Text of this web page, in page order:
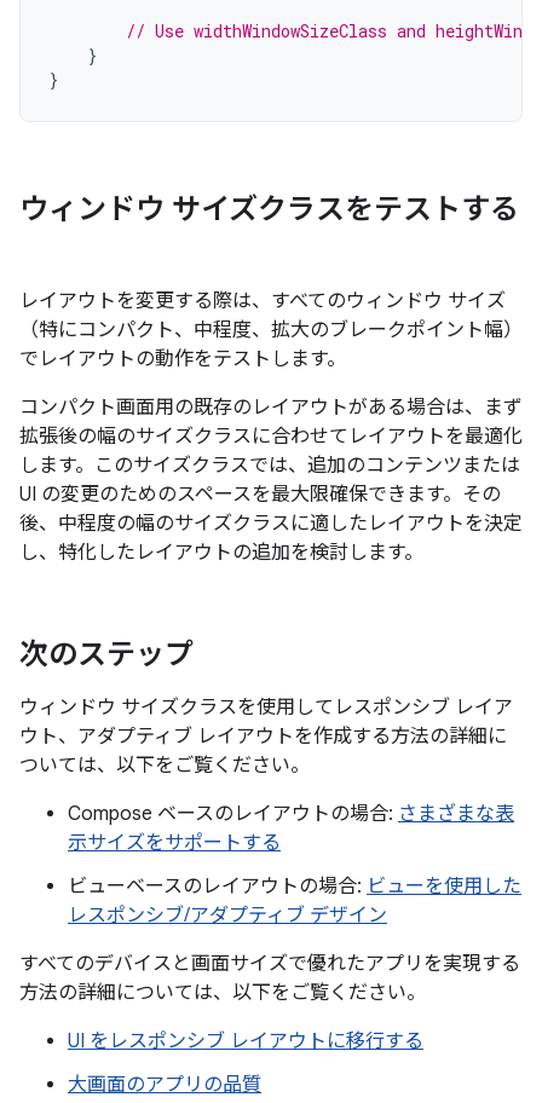
// Use widthWindowSizeClass and
}
}
ウィンドウ サイズクラスをテストする
レイアウトを変更する際は、すべてのウィンドウ サイズ
（特にコンパクト、中程度、拡大のブレークポイント幅）
でレイアウトの動作をテストします。
コンパクト画面用の既存のレイアウトがある場合は、まず
拡張後の幅のサイズクラスに合わせてレイアウトを最適化
します。このサイズクラスでは、追加のコンテンツまたは
UI の変更のためのスペースを最大限確保できます。その
後、中程度の幅のサイズクラスに適したレイアウトを決定
し、特化したレイアウトの追加を検討します。
次のステップ
ウィンドウ サイズクラスを使用してレスポンシブ レイア
ウト、アダプティブ レイアウトを作成する方法の詳細に
ついては、以下をご覧ください。
Compose ベースのレイアウトの場合: さまざまな表
示サイズをサポートする
ビューベースのレイアウトの場合: ビューを使用した
レスポンシブ/アダプティブ デザイン
すべてのデバイスと画面サイズで優れたアプリを実現する
方法の詳細については、以下をご覧ください。
UI をレスポンシブ レイアウトに移行する
大画面のアプリの品質